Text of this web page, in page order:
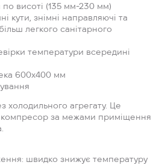
по висоті (135 мм-230 мм)
кути, знімні направляючі та
легкого санітарного
температури всередині
600x400 мм
холодильного агрегату. Це
компресор за межами приміщення
швидко знижує температуру